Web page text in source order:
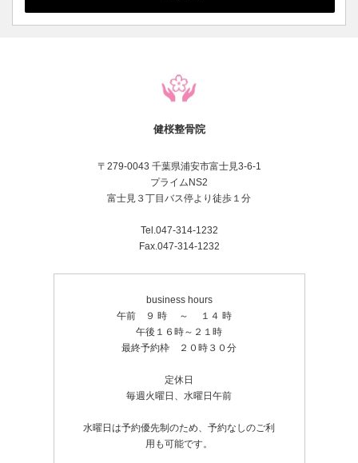
用ください。
健桜整骨院
〒279-0043 千葉県浦安市富士見3-6-1
プライムNS2
富士見３丁目バス停より徒歩１分
Tel.047-314-1232
Fax.047-314-1232
business hours
午前 ９ 時 ～ １４ 時
午後１６時～２１時
最終予約枠 ２０時３０分
定休日
毎週火曜日、水曜日午前
水曜日は予約優先制のため、予約なしのご利
用も可能です。